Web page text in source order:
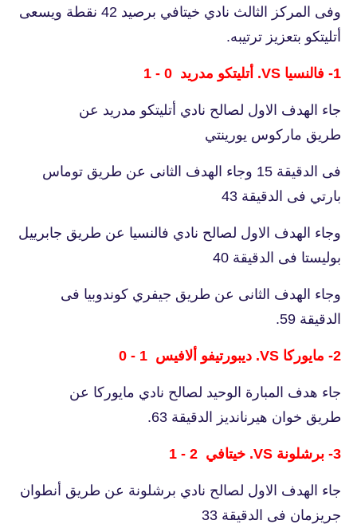
وفى المركز الثالث نادي خيتافي برصيد 42 نقطة ويسعى
أتليتكو بتعزيز ترتيبه.
1- فالنسيا VS. أتليتكو مدريد 0 - 1
جاء الهدف الاول لصالح نادي أتليتكو مدريد عن
طريق ماركوس يورينتي
فى الدقيقة 15 وجاء الهدف الثانى عن طريق توماس
بارتي فى الدقيقة 43
وجاء الهدف الاول لصالح نادي فالنسيا عن طريق جابرييل
بوليستا فى الدقيقة 40
وجاء الهدف الثانى عن طريق جيفري كوندوبيا فى
الدقيقة 59.
2- مايوركا VS. ديبورتيفو ألافيس 1 - 0
جاء هدف المبارة الوحيد لصالح نادي مايوركا عن
طريق خوان هيرنانديز الدقيقة 63.
3- برشلونة VS. خيتافي 2 - 1
جاء الهدف الاول لصالح نادي برشلونة عن طريق أنطوان
جريزمان فى الدقيقة 33